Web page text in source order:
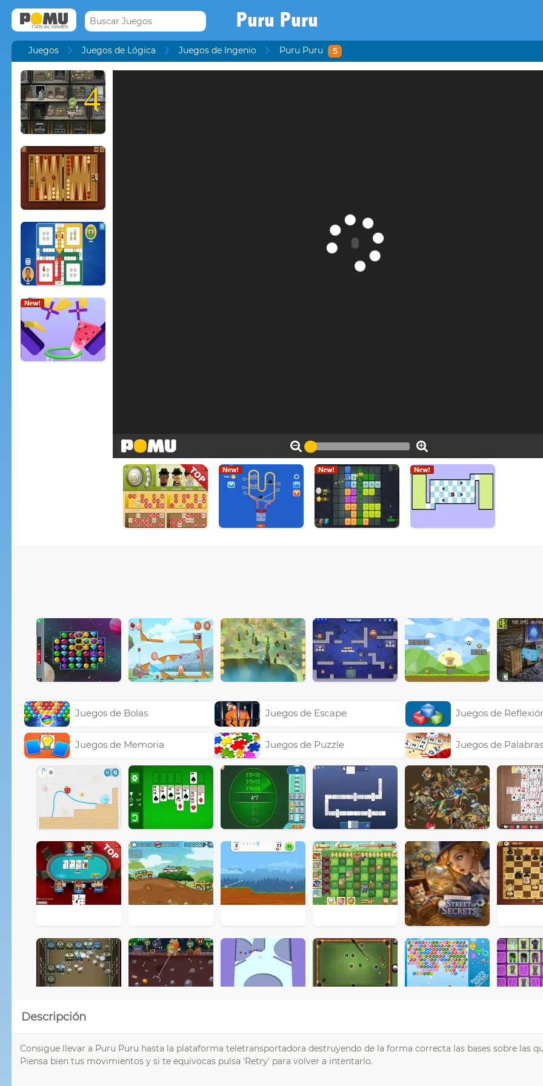
Puru Puru
Juegos Juegos de Lógica Juegos de Ingenio Puru Puru 5
4
Juegos de Bolas
Juegos de Memoria
Juegos de Escape
Juegos de Puzzle
Juegos de
Juegos de
Descripción
Consigue llevar a Puru Puru hasta la plataforma teletransportadora destruyendo de la forma correcta las bases sobre las
Piensa bien tus movimientos y si te equivocas pulsa 'Retry' para volver a intentarlo.